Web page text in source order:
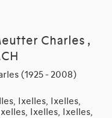
Charles ,
(1925 - 2008)
Ixelles, Ixelles,
Ixelles, Ixelles,